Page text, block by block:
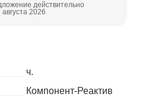
действительно
августа 2026
ч.
Компонент-Реактив